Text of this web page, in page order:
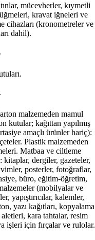
mücevherler, kıymetli
kravat iğneleri ve
cihazları (kronometreler ve
dahil).
malzemeden mamul
kutular; kağıttan yapılmış
amaçlı ürünler hariç):
Plastik malzemeden
Matbaa ve ciltleme
kitaplar, dergiler, gazeteler,
posterler, fotoğraflar,
büro, eğitim-öğretim,
(mobilyalar ve
yapıştırıcılar, kalemler,
yazı kağıtları, kopyalama
kara tahtalar, resim
işleri için fırçalar ve rulolar.